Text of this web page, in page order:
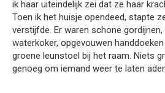
ik haar uiteindelijk zei dat ze haar
Toen ik het huisje opendeed, stapte
verstijfde. Er waren schone gordijnen,
waterkoker, opgevouwen
groene leunstoel bij het raam. Niets
genoeg om iemand weer te laten